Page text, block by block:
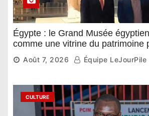
Égypte : le Grand Musée
comme une vitrine du patrimoine
auprès des dirigeants étrangers
Août 7, 2026 Équipe LeJourPile
CULTURE